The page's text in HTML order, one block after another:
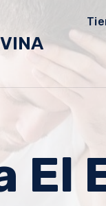
El